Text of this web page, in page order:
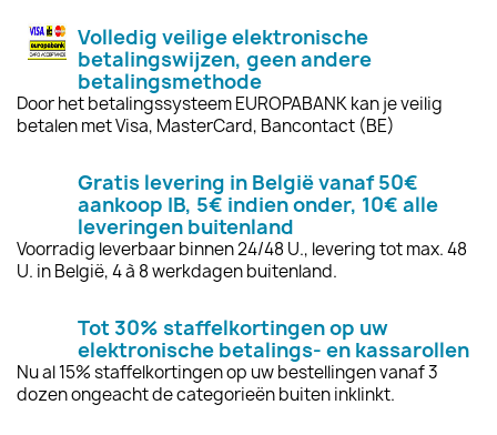
Volledig veilige elektronische
betalingswijzen, geen andere
betalingsmethode
Door het betalingssysteem EUROPABANK kan je veilig
betalen met Visa, MasterCard, Bancontact (BE)
Gratis levering in België vanaf 50€
aankoop IB, 5€ indien onder, 10€ alle
leveringen buitenland
Voorradig leverbaar binnen 24/48 U., levering tot max. 48
U. in België, 4 à 8 werkdagen buitenland.
Tot 30% staffelkortingen op uw
elektronische betalings- en kassarollen
Nu al 15% staffelkortingen op uw bestellingen vanaf 3
dozen ongeacht de categorieën buiten inklinkt.